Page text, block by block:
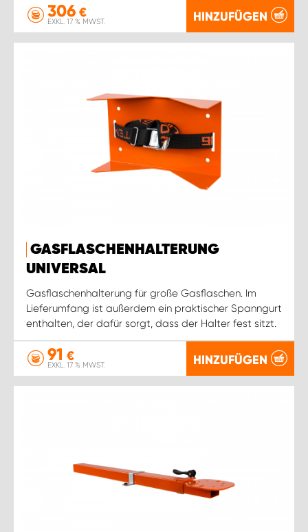
306 €
EXKL. 17 % MWST. HINZUFÜGEN
GASFLASCHENHALTERUNG
UNIVERSAL
Gasflaschenhalterung für große Gasflaschen. Im
Lieferumfang ist außerdem ein praktischer Spanngurt
enthalten, der dafür sorgt, dass der Halter fest sitzt.
91 €
EXKL. 17 % MWST. HINZUFÜGEN